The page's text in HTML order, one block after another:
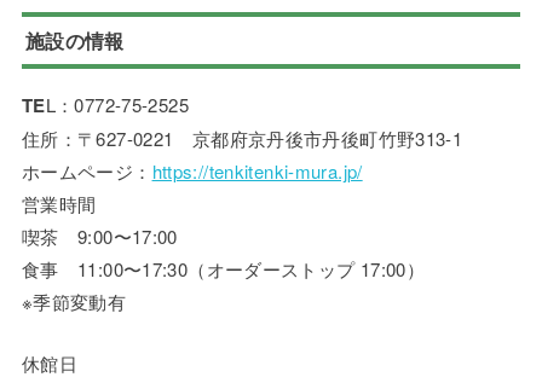
施設の情報
TEL：0772-75-2525
住所：〒627-0221 京都府京丹後市丹後町竹野313-1
ホームページ： https://tenkitenki-mura.jp/
営業時間
喫茶 9:00〜17:00
食事 11:00〜17:30（オーダーストップ 17:00）
※季節変動有
休館日